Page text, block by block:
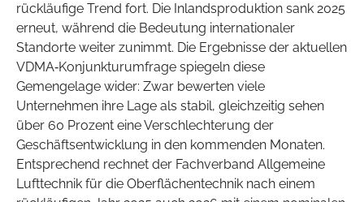
rückläufige Trend fort. Die Inlandsproduktion sank 2025
erneut, während die Bedeutung internationaler
Standorte weiter zunimmt. Die Ergebnisse der aktuellen
VDMA‑Konjunkturumfrage spiegeln diese
Gemengelage wider: Zwar bewerten viele
Unternehmen ihre Lage als stabil, gleichzeitig sehen
über 60 Prozent eine Verschlechterung der
Geschäftsentwicklung in den kommenden Monaten.
Entsprechend rechnet der Fachverband Allgemeine
Lufttechnik für die Oberflächentechnik nach einem